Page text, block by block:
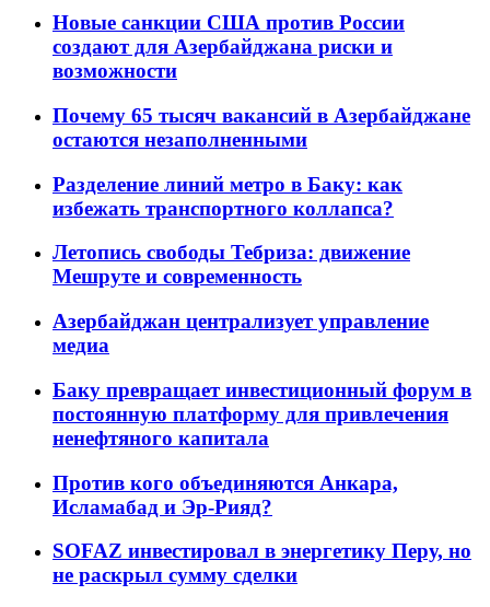
Новые санкции США против России
создают для Азербайджана риски и
возможности
Почему 65 тысяч вакансий в Азербайджане
остаются незаполненными
Разделение линий метро в Баку: как
избежать транспортного коллапса?
Летопись свободы Тебриза: движение
Мешруте и современность
Азербайджан централизует управление
медиа
Баку превращает инвестиционный форум в
постоянную платформу для привлечения
ненефтяного капитала
Против кого объединяются Анкара,
Исламабад и Эр-Рияд?
SOFAZ инвестировал в энергетику Перу, но
не раскрыл сумму сделки